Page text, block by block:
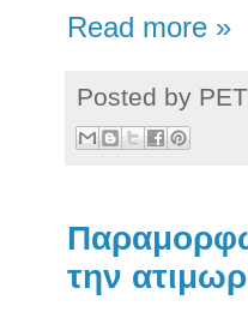
Read more »
Posted by
την